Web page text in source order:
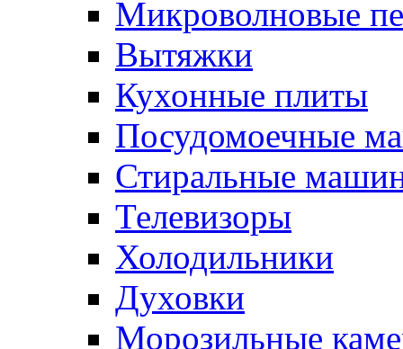
Микроволновые
Вытяжки
Кухонные плиты
Посудомоечные
Стиральные
Телевизоры
Холодильники
Духовки
Морозильные